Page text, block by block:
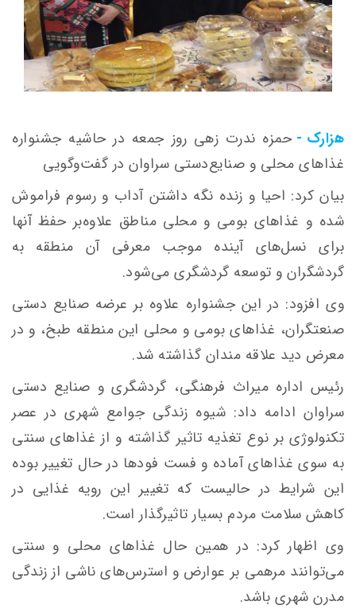
هزارک - حمزه ندرت زهی روز جمعه در حاشیه جشنواره
غذاهای محلی و صنایع‌دستی سراوان در گفت‌وگویی
بیان کرد: احیا و زنده نگه داشتن آداب و رسوم فراموش
شده و غذاهای بومی و محلی مناطق علاوه‌بر حفظ آنها
برای نسل‌های آینده موجب معرفی آن منطقه به
گردشگران و توسعه گردشگری می‌شود.
وی افزود: در این جشنواره علاوه بر عرضه صنایع دستی
صنعتگران، غذاهای بومی و محلی این منطقه طبخ، و در
معرض دید علاقه مندان گذاشته شد.
رئیس اداره میراث فرهنگی، گردشگری و صنایع دستی
سراوان ادامه داد: شیوه زندگی جوامع شهری در عصر
تکنولوژی بر نوع تغذیه تاثیر گذاشته و از غذاهای سنتی
به سوی غذاهای آماده و فست فودها در حال تغییر بوده
این شرایط در حالیست که تغییر این رویه غذایی در
کاهش سلامت مردم بسیار تاثیرگذار است.
وی اظهار کرد: در همین حال غذاهای محلی و سنتی
می‌توانند مرهمی بر عوارض و استرس‌های ناشی از زندگی
مدرن شهری باشد.